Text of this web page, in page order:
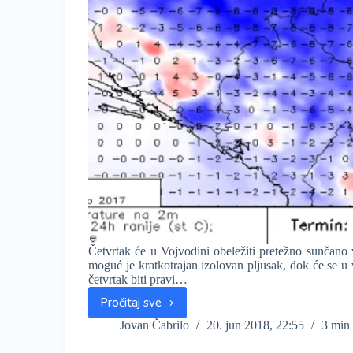
Četvrtak će u Vojvodini obeležiti pretežno
moguć je kratkotrajan izolovan pljusak, dok će se
četvrtak biti pravi…
Pročitaj sve
Četvrtak
do
Jovan Čabrilo 20. jun 2018, 22:55 3 min